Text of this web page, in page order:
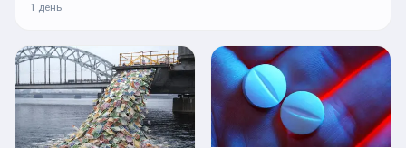
1 день